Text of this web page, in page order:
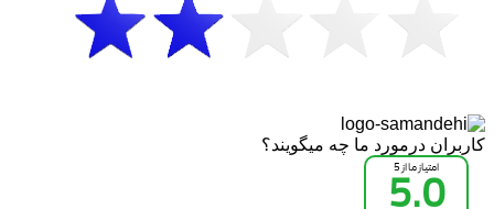
کاربران درمورد ما چه میگویند؟